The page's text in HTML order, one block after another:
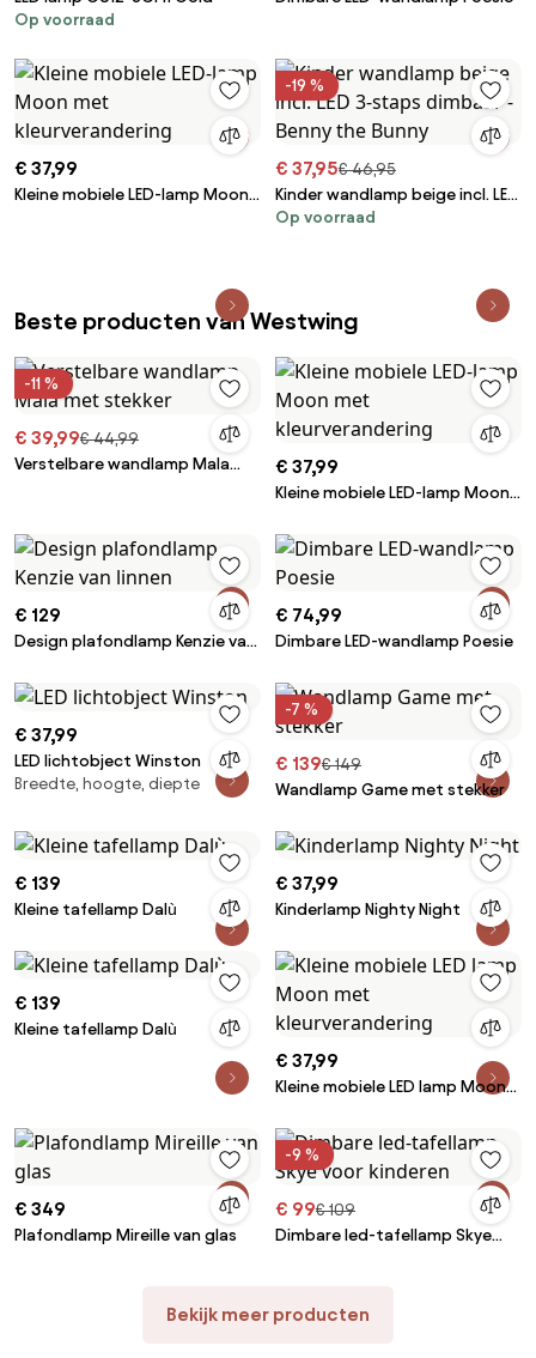
Op voorraad
€ 37,99
Kleine mobiele LED-lamp Moon
-19 %
€ 37,95€ 46,95
Kinder wandlamp beige incl. LED
3-staps dimbaar - Benny the
Op voorraad
Beste producten van Westwing
-11 %
€ 39,99€ 44,99
Verstelbare wandlamp Mala
€ 37,99
Kleine mobiele LED-lamp Moon
€ 129
Design plafondlamp Kenzie van
€ 74,99
Dimbare LED-wandlamp Poesie
€ 37,99
LED lichtobject Winston
Breedte, hoogte, diepte
-7 %
€ 139€ 149
Wandlamp Game met stekker
€ 139
Kleine tafellamp Dalù
€ 37,99
Kinderlamp Nighty Night
€ 139
Kleine tafellamp Dalù
€ 37,99
Kleine mobiele LED lamp Moon
€ 349
Plafondlamp Mireille van glas
-9 %
€ 99€ 109
Dimbare led-tafellamp Skye
Bekijk meer producten